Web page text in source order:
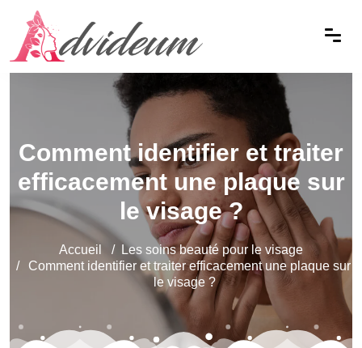
Comment identifier et traiter
efficacement une plaque sur
le visage ?
Accueil
Les soins beauté pour le visage
Comment identifier et traiter efficacement une plaque sur
le visage ?